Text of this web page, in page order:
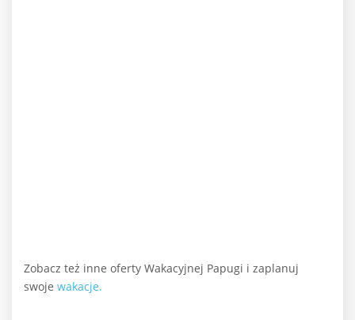
Zobacz też inne oferty Wakacyjnej Papugi i zaplanuj
swoje wakacje.